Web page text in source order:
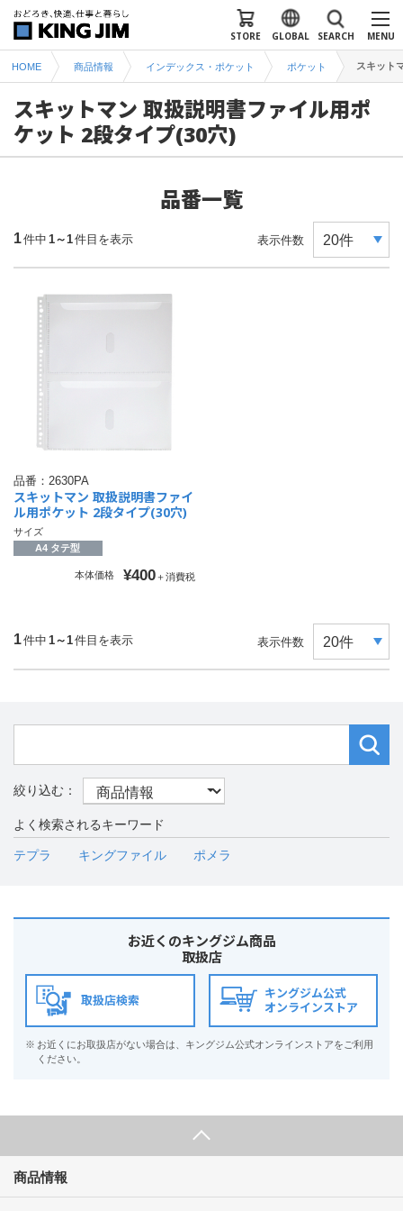
MENU
SEARCH
GLOBAL
STORE
HOME 商品情報 インデックス・ポケット ポケット スキット
スキットマン 取扱説明書ファイル用ポ
ケット 2段タイプ(30穴)
品番一覧
1件中 1～1件目を表示 表示件数
品番： 2630PA
スキットマン 取扱説明書ファイ
ル用ポケット 2段タイプ(30穴)
サイズ
A4 タテ型
本体価格 ¥400＋消費税
1件中 1～1件目を表示 表示件数
よく検索されるキーワード
テプラ キングファイル ポメラ
お近くのキングジム商品
取扱店
取扱店検索
キングジム公式
オンラインストア
※ お近くにお取扱店がない場合は、キングジム公式オンラインストアをご利用
ください。
商品情報